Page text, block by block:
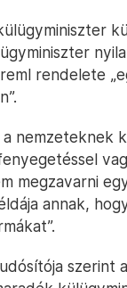
rendelete
nemzeteknek
megzavarni
annak,
szerint